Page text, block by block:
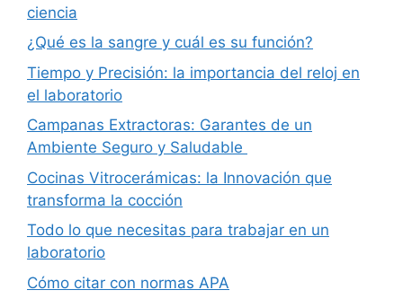
ciencia
¿Qué es la sangre y cuál es su función?
Tiempo y Precisión: la importancia del reloj en
el laboratorio
Campanas Extractoras: Garantes de un
Ambiente Seguro y Saludable
Cocinas Vitrocerámicas: la Innovación que
transforma la cocción
Todo lo que necesitas para trabajar en un
laboratorio
Cómo citar con normas APA